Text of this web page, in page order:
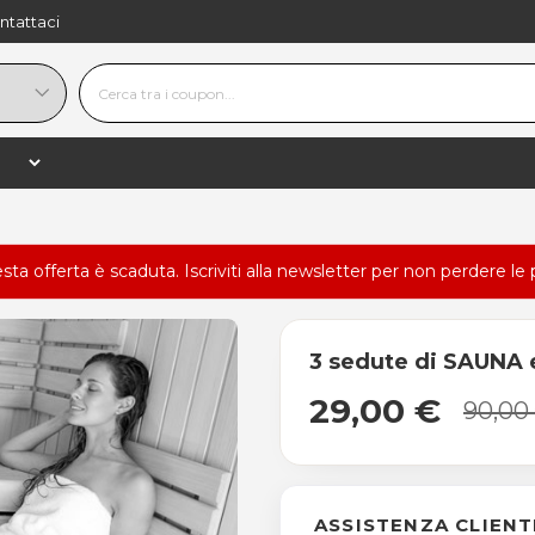
offerta è scaduta. Iscriviti alla newsletter per non perdere le
3 sedute di SAUNA
29,00 €
ASSISTENZA